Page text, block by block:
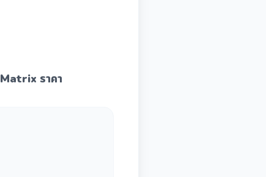
Matrix ราคา